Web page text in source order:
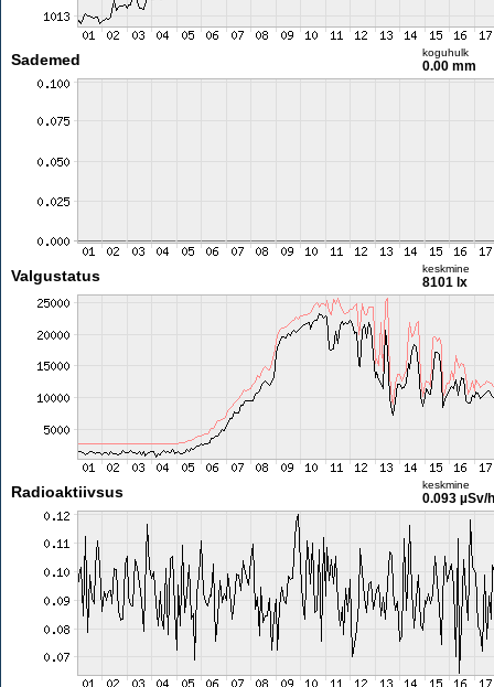
Sademed koguhulk
0.00 mm
Valgustatus keskmine
8101 lx
Radioaktiivsus keskmine
0.093 µSv/h